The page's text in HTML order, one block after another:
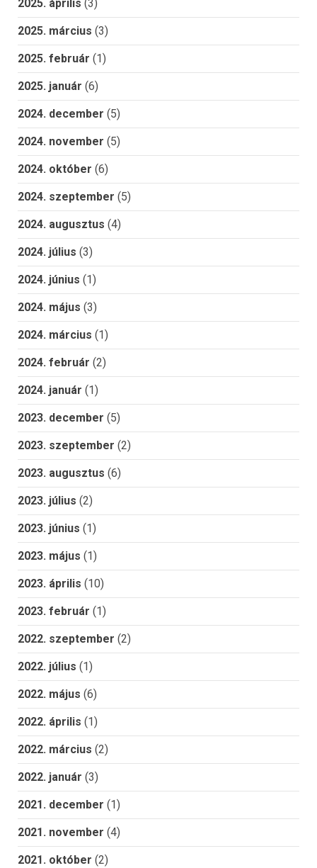
2025. április (3)
2025. március (3)
2025. február (1)
2025. január (6)
2024. december (5)
2024. november (5)
2024. október (6)
2024. szeptember (5)
2024. augusztus (4)
2024. július (3)
2024. június (1)
2024. május (3)
2024. március (1)
2024. február (2)
2024. január (1)
2023. december (5)
2023. szeptember (2)
2023. augusztus (6)
2023. július (2)
2023. június (1)
2023. május (1)
2023. április (10)
2023. február (1)
2022. szeptember (2)
2022. július (1)
2022. május (6)
2022. április (1)
2022. március (2)
2022. január (3)
2021. december (1)
2021. november (4)
2021. október (2)